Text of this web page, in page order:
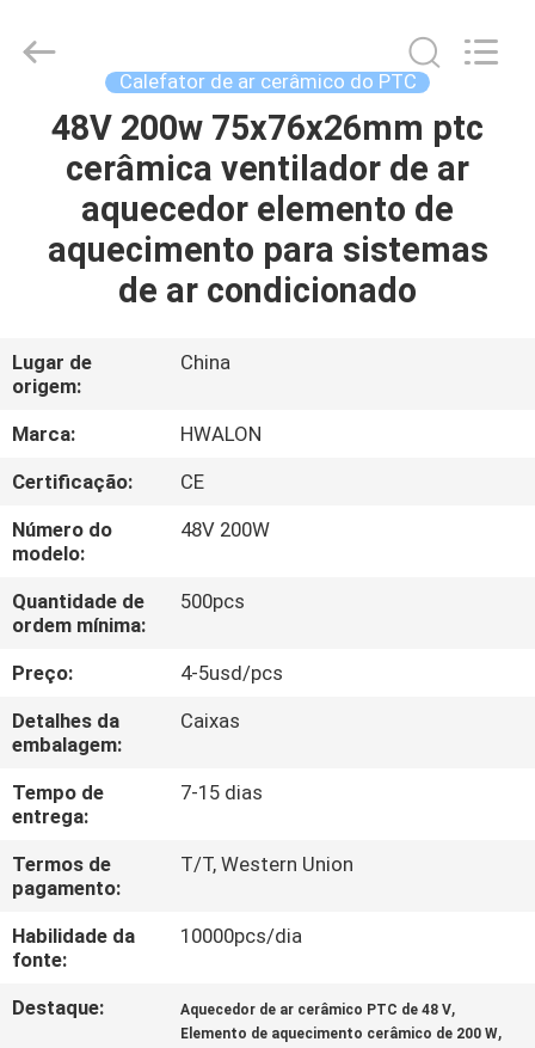
LAR
PRODUTOS
SOBRE
VISITA
À
FÁBRICA
CONTROLE
DE
QUALIDADE
CONTATE-
NOS
NOTÍCIAS
SOLICITAR
UM
Electronic
Calefator de ar cerâmico do PTC
48V 200w 75x76x26mm ptc
cerâmica ventilador de ar
aquecedor elemento de
aquecimento para sistemas
de ar condicionado
Lugar de
origem:
China
Marca:
HWALON
Certificação:
CE
Número do
modelo:
48V 200W
Quantidade de
ordem mínima:
500pcs
Preço:
4-5usd/pcs
Detalhes da
embalagem:
Caixas
Tempo de
entrega:
7-15 dias
Termos de
pagamento:
T/T, Western Union
Habilidade da
fonte:
10000pcs/dia
Destaque: Aquecedor de ar cerâmico PTC de 48 V,
Elemento de aquecimento cerâmico de 200 W,